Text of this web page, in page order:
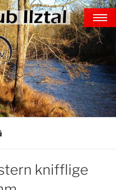
knifflige